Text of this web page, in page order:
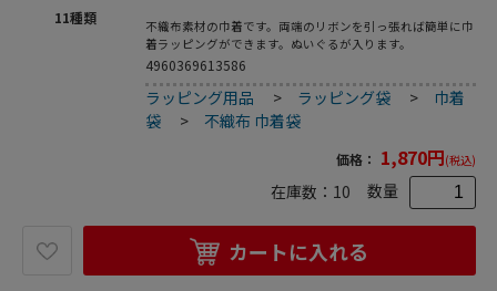
11種類
不織布素材の巾着です。両端のリボンを引っ張れば簡単に巾
着ラッピングができます。ぬいぐるが入ります。
4960369613586
ラッピング用品 > ラッピング袋 > 巾着
袋
> 不織布 巾着袋
価格： 1,870円(税込)
在庫数： 10 数量
カートに入れる